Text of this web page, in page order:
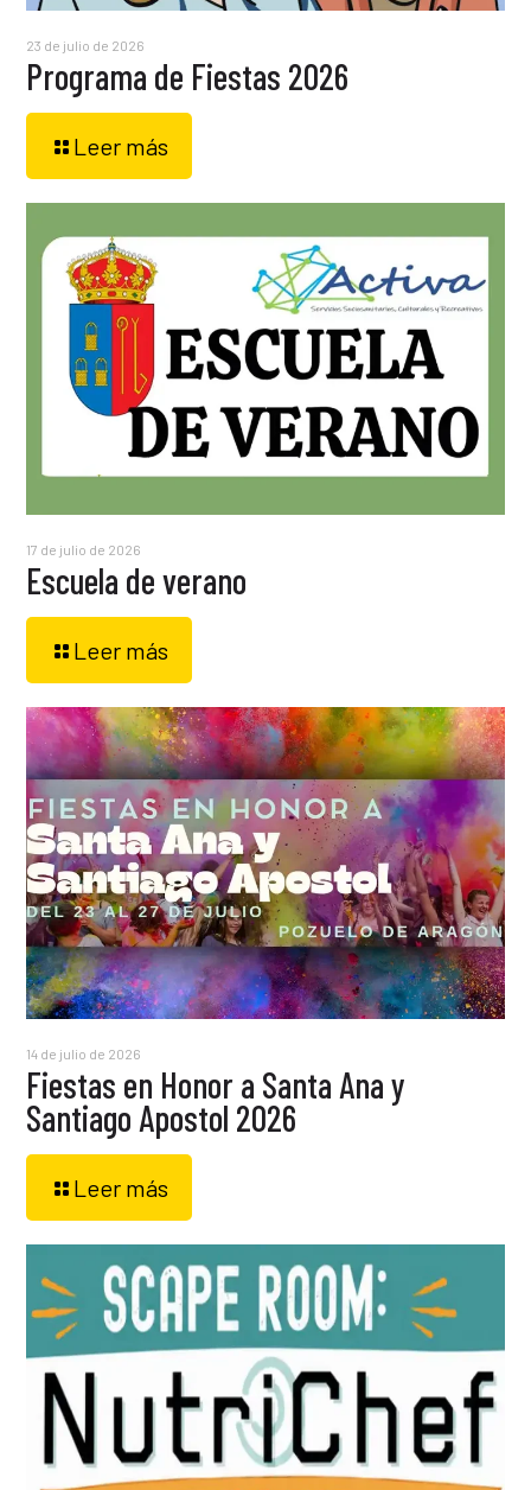
23 de julio de 2026
Programa de Fiestas 2026
Leer más
17 de julio de 2026
Escuela de verano
Leer más
14 de julio de 2026
Fiestas en Honor a Santa Ana y
Santiago Apostol 2026
Leer más